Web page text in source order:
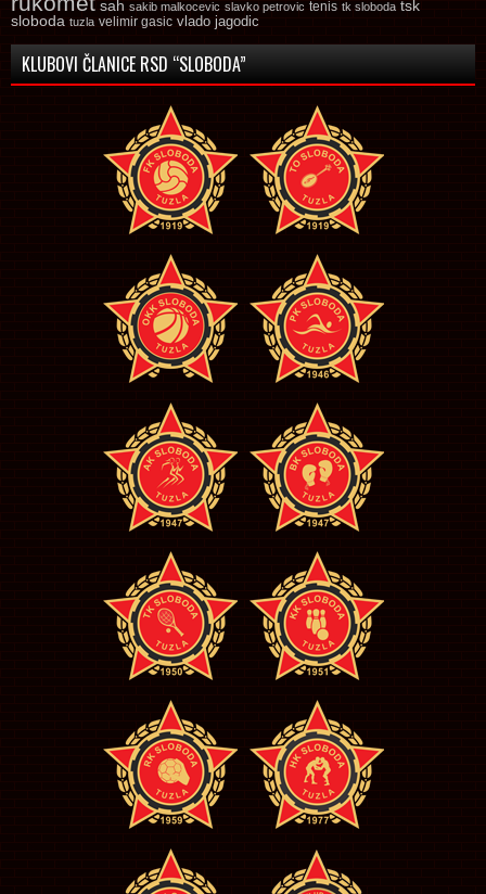
sah sakib malkocevic slavko petrovic tenis tk sloboda tsk
sloboda tuzla velimir gasic vlado jagodic
KLUBOVI ČLANICE RSD “SLOBODA”